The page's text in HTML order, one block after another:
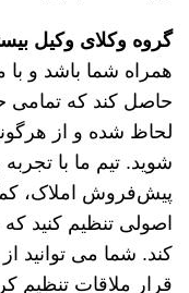
گروه وکلای وکیل
همراه شما باشد و
حاصل کند که تمامی
لحاظ شده و از
شوید. تیم ما با
پیش‌فروش املاک،
اصولی تنظیم کنید
کند. شما می توانید
قرار ملاقات تنظیم